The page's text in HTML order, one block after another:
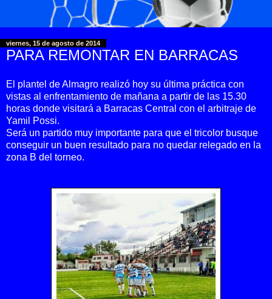
viernes, 15 de agosto de 2014
PARA REMONTAR EN BARRACAS
El plantel de Almagro realizó hoy su última práctica con
vistas al enfrentamiento de mañana a partir de las 15.30
horas donde visitará a Barracas Central con el arbitraje de
Yamil Possi.
Será un partido muy importante para que el tricolor busque
conseguir un buen resultado para no quedar relegado en la
zona B del torneo.